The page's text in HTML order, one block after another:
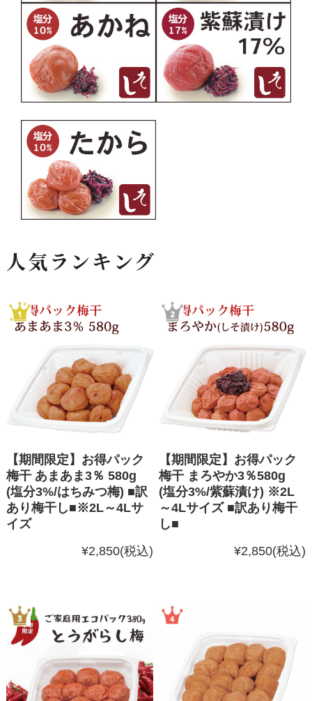
人気ランキング
【期間限定】お得パック
梅干 あまあま3％ 580g
(塩分3%/はちみつ梅) ■訳
あり梅干し■※2L～4Lサ
イズ
¥2,850(税込)
【期間限定】お得パック
梅干 まろやか3％580g
(塩分3%/紫蘇漬け) ※2L
～4Lサイズ ■訳あり梅干
し■
¥2,850(税込)